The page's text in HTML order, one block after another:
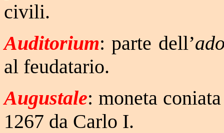
civili.
Auditorium: parte dell’
al feudatario.
Augustale: moneta
1267 da Carlo I.